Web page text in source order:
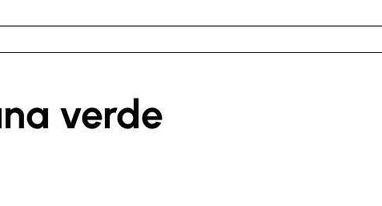
verde